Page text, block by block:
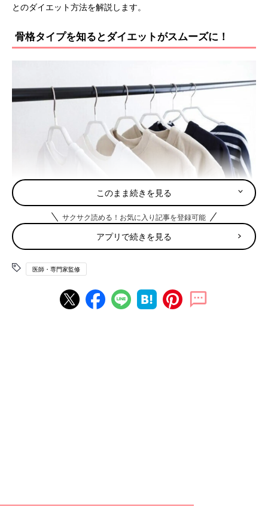
とのダイエット方法を解説します。
骨格タイプを知るとダイエットがスムーズに！
骨格診断とは、自分のからだのラインや筋肉・脂肪のつき方など
から、「ストレート」「ナチュラル」「ウェーブ」の3種類の骨
格タイプに分類することをいいます。
骨格タイプごとに体格の特徴があり、太りやすいパーツもそれぞ
れ異なります。そのため、自分の骨格タイプを知ることが、ムリ
このまま続きを見る
サクサク読める！お気に入り記事を登録可能
アプリで続きを見る
医師・専門家監修